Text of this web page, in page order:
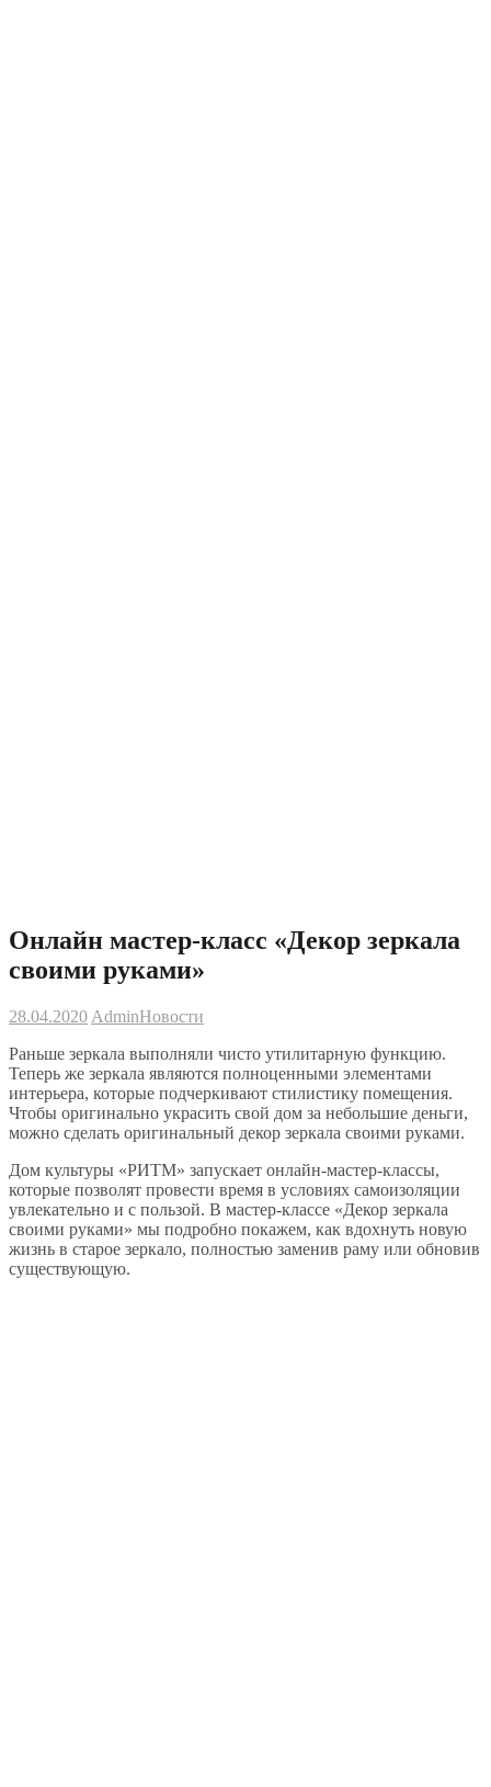
Онлайн мастер-класс «Декор зеркала
своими руками»
28.04.2020 AdminНовости
Раньше зеркала выполняли чисто утилитарную функцию.
Теперь же зеркала являются полноценными элементами
интерьера, которые подчеркивают стилистику помещения.
Чтобы оригинально украсить свой дом за небольшие деньги,
можно сделать оригинальный декор зеркала своими руками.
Дом культуры «РИТМ» запускает онлайн-мастер-классы,
которые позволят провести время в условиях самоизоляции
увлекательно и с пользой. В мастер-классе «Декор зеркала
своими руками» мы подробно покажем, как вдохнуть новую
жизнь в старое зеркало, полностью заменив раму или обновив
существующую.